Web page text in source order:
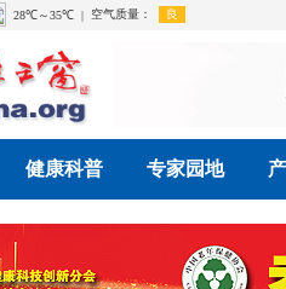
健康科普 专家园地